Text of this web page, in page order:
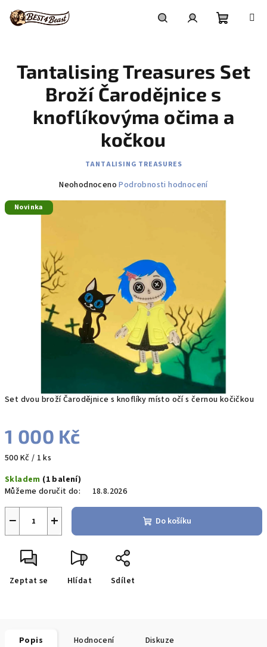
obsah
košík
Set dvou broží Čarodějnice s knoflíky místo očí s černou kočičkou
1 000 Kč
Měrná
500 Kč / 1 ks
Skladem (1 balení)
Můžeme doručit do:
18.8.2026
+
− Do košíku
Zeptat se Hlídat Sdílet
Tantalising Treasures Set
Broží Čarodějnice s
knoflíkovýma očima a
kočkou
TANTALISING TREASURES
Průměrné
5
hvězdiček.
Neohodnoceno Podrobnosti hodnocení
Novinka
Popis Hodnocení Diskuze